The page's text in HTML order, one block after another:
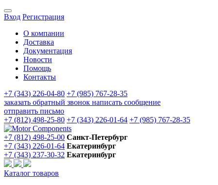
Вход Регистрация
О компании
Доставка
Документация
Новости
Помощь
Контакты
+7 (343) 226-04-80 +7 (985) 767-28-35
заказать обратный звонок написать сообщение
отправить письмо
+7 (812) 498-25-80 +7 (343) 226-01-64 +7 (985) 767-28-35
+7 (812) 498-25-00 Санкт-Петербург
+7 (343) 226-01-64 Екатеринбург
+7 (343) 237-30-32 Екатеринбург
Каталог товаров